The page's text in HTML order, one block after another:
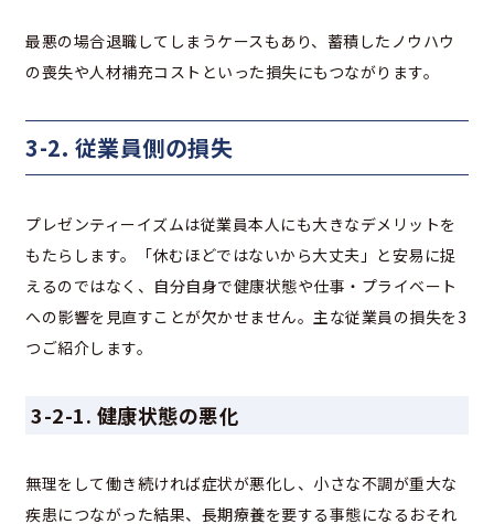
最悪の場合退職してしまうケースもあり、蓄積したノウハウ
の喪失や人材補充コストといった損失にもつながります。
3-2. 従業員側の損失
プレゼンティーイズムは従業員本人にも大きなデメリットを
もたらします。「休むほどではないから大丈夫」と安易に捉
えるのではなく、自分自身で健康状態や仕事・プライベート
への影響を見直すことが欠かせません。主な従業員の損失を3
つご紹介します。
3-2-1. 健康状態の悪化
無理をして働き続ければ症状が悪化し、小さな不調が重大な
疾患につながった結果、長期療養を要する事態になるおそれ